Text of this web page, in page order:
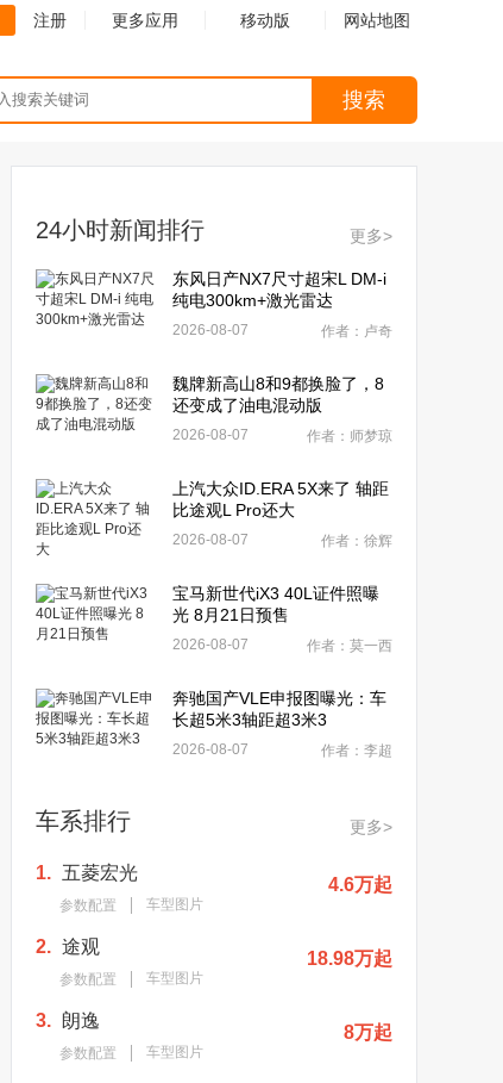
注册 更多应用 移动版 网站地图
搜索
24小时新闻排行 更多>
东风日产NX7尺寸超宋L DM-i
纯电300km+激光雷达
2026-08-07 作者：卢奇
魏牌新高山8和9都换脸了，8
还变成了油电混动版
2026-08-07 作者：师梦琼
上汽大众ID.ERA 5X来了 轴距
比途观L Pro还大
2026-08-07 作者：徐辉
宝马新世代iX3 40L证件照曝
光 8月21日预售
2026-08-07 作者：莫一西
奔驰国产VLE申报图曝光：车
长超5米3轴距超3米3
2026-08-07 作者：李超
车系排行 更多>
1. 五菱宏光
参数配置 车型图片
4.6万起
2. 途观
参数配置 车型图片
18.98万起
3. 朗逸
参数配置 车型图片
8万起